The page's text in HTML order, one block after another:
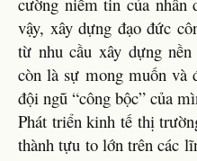
vậy, xây dựng đạo đức
từ nhu cầu xây dựng
còn là sự mong muốn và
đội ngũ “công bộc” của
Phát triển kinh tế thị
thành tựu to lớn trên các